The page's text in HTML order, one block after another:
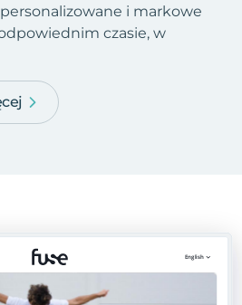
i markowe
czasie, w